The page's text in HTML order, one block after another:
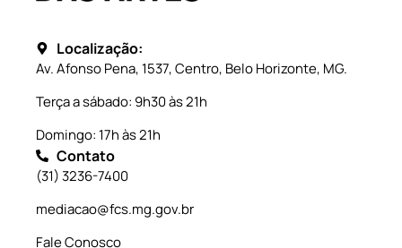
Localização:
Av. Afonso Pena, 1537, Centro, Belo Horizonte, MG.
Terça a sábado: 9h30 às 21h
Domingo: 17h às 21h
Contato
(31) 3236-7400
mediacao@fcs.mg.gov.br
Fale Conosco